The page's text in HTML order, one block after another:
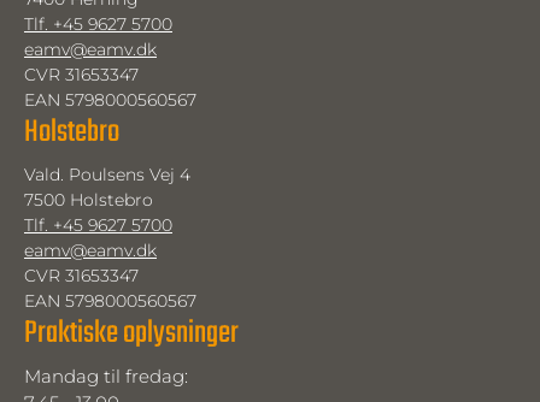
Tlf. +45 9627 5700
eamv@eamv.dk
CVR 31653347
EAN 5798000560567
Holstebro
Vald. Poulsens Vej 4
7500 Holstebro
Tlf. +45 9627 5700
eamv@eamv.dk
CVR 31653347
EAN 5798000560567
Praktiske oplysninger
Mandag til fredag: